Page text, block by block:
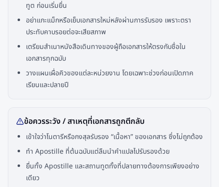
ทูต ก่อนเริ่มยื่น
อย่าแกะแม็กหรือเย็บเอกสารใหม่หลังผ่านการรับรอง เพราะตรา
ประทับคาบรอยต่อจะเสียสภาพ
เตรียมสำเนาหนังสือเดินทางของผู้ถือเอกสารให้ตรงกับชื่อใน
เอกสารทุกฉบับ
วางแผนเผื่อคิวของแต่ละหน่วยงาน โดยเฉพาะช่วงก่อนเปิดภาค
เรียนและปลายปี
ข้อควรระวัง / สาเหตุที่เอกสารถูกตีกลับ
เข้าใจว่าโนตารีหรือกงสุลรับรอง “เนื้อหา” ของเอกสาร ซึ่งไม่ถูกต้อง
ทำ Apostille ที่ต้นฉบับแต่ลืมนำคำแปลไปรับรองด้วย
ยื่นทั้ง Apostille และสถานทูตทั้งที่ปลายทางต้องการเพียงอย่าง
เดียว